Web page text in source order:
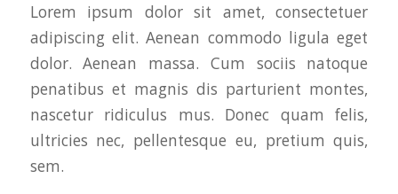
Lorem ipsum dolor sit amet, consectetuer
adipiscing elit. Aenean commodo ligula eget
dolor. Aenean massa. Cum sociis natoque
penatibus et magnis dis parturient montes,
nascetur ridiculus mus. Donec quam felis,
ultricies nec, pellentesque eu, pretium quis,
sem.